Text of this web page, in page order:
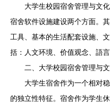
大学生校园宿舍管理与文
宿舍软件设施建设两个方面。
工具、基本的生活配套设施、
括：人文环境、价值观念、語
二、大学校园宿舍管理与
大学生宿舍作为一个相对
的独立性特征。宿舍作为学生